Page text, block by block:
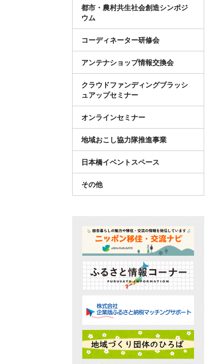
都市・農村共生社会創造シンポジ
ウム
コーディネーター研修会
アンテナショップ情報交換会
クラウドファンディングブラッシ
ュアップセミナー
オンラインセミナー
地域おこし協力隊推進事業
日本橋イベントスペース
その他